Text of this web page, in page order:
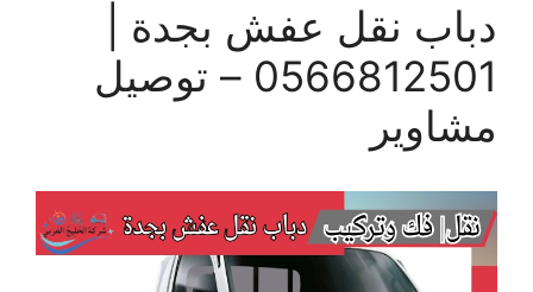
دباب نقل عفش بجدة |
0566812501 – توصيل
مشاوير